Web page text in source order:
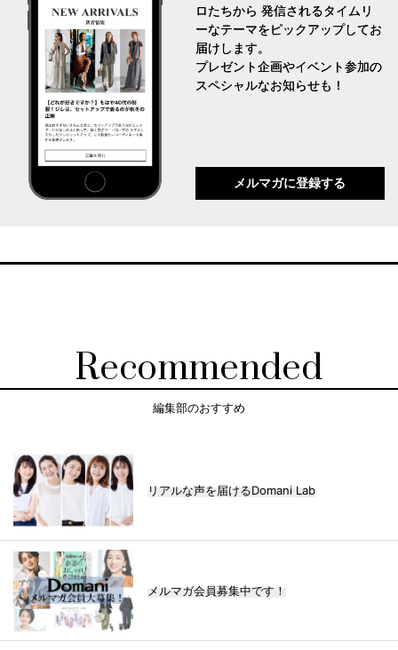
ロたちから 発信されるタイムリ
ーなテーマをピックアップしてお
届けします。
プレゼント企画やイベント参加の
スペシャルなお知らせも！
メルマガに登録する
Recommended
編集部のおすすめ
リアルな声を届けるDomani Lab
メルマガ会員募集中です！